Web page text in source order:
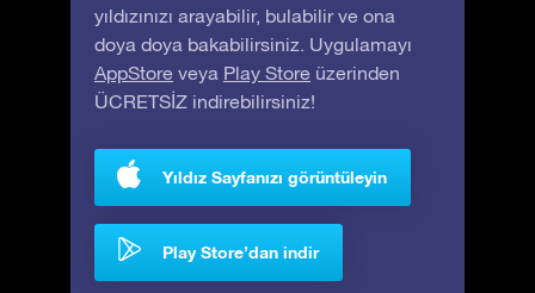
yıldızınızı arayabilir, bulabilir ve ona
doya doya bakabilirsiniz. Uygulamayı
AppStore veya Play Store üzerinden
ÜCRETSİZ indirebilirsiniz!
Yıldız Sayfanızı görüntüleyin
Play Store’dan indir